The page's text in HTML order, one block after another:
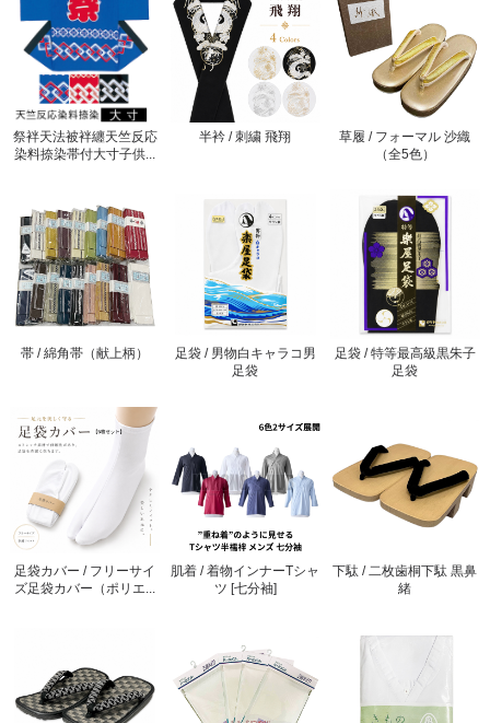
祭袢天法被袢纏天竺反応
染料捺染帯付大寸子供...
半衿 / 刺繍 飛翔
草履 / フォーマル 沙織
（全5色）
帯 / 綿角帯（献上柄）
足袋 / 男物白キャラコ男
足袋
足袋 / 特等最高級黒朱子
足袋
足袋カバー / フリーサイ
ズ足袋カバー（ポリエ...
肌着 / 着物インナーTシャ
ツ [七分袖]
下駄 / 二枚歯桐下駄 黒鼻
緒